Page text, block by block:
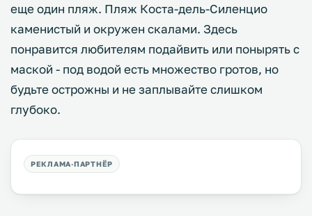
еще один пляж. Пляж Коста-дель-Силенцио
каменистый и окружен скалами. Здесь
понравится любителям подайвить или понырять с
маской - под водой есть множество гротов, но
будьте острожны и не заплывайте слишком
глубоко.